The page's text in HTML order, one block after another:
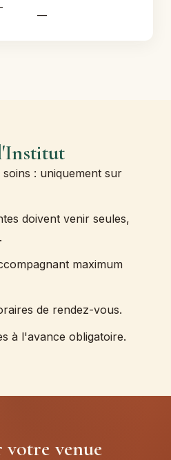
—
: uniquement sur
doivent venir seules,
maximum
de rendez-vous.
à l'avance obligatoire.
votre venue